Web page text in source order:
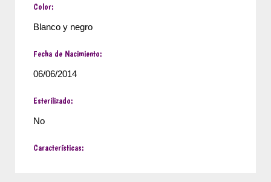
Color:
Blanco y negro
Fecha de Nacimiento:
06/06/2014
Esterilizado:
No
Características: